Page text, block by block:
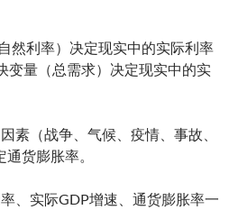
然利率）决定现实中的实际利率
变量（总需求）决定现实中的实
素（战争、气候、疫情、事故、
货膨胀率。
、实际GDP增速、通货膨胀率一